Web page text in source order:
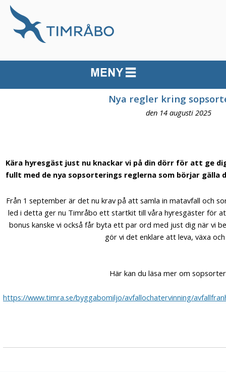
Nya regler kring
den 14 augusti 2025
Kära hyresgäst just nu knackar vi på din dörr för att ge
fullt med de nya sopsorterings reglerna som börjar gälla
Från 1 september är det nu krav på att samla in matavfall och
led i detta ger nu Timråbo ett startkit till våra hyresgäster för
bonus kanske vi också får byta ett par ord med just dig när vi
gör vi det enklare att leva, växa
Här kan du läsa mer om
https://www.timra.se/byggabomiljo/avfallochatervinning/